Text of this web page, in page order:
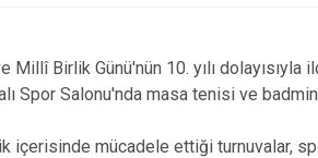
Millî Birlik Günü'nün 10. yılı
Spor Salonu'nda masa tenisi ve
içerisinde mücadele ettiği turnuvalar,